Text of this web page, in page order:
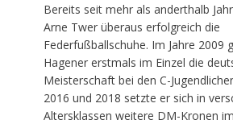
Bereits seit mehr als anderthalb
Arne Twer überaus erfolgreich die
Federfußballschuhe. Im Jahre 2009
Hagener erstmals im Einzel die
Meisterschaft bei den C-
2016 und 2018 setzte er sich in
Altersklassen weitere DM-Kronen im